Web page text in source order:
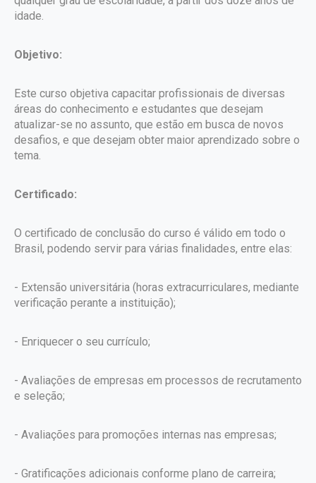
idade.
Objetivo:
Este curso objetiva capacitar profissionais de diversas
áreas do conhecimento e estudantes que desejam
atualizar-se no assunto, que estão em busca de novos
desafios, e que desejam obter maior aprendizado sobre o
tema.
Certificado:
O certificado de conclusão do curso é válido em todo o
Brasil, podendo servir para várias finalidades, entre elas:
- Extensão universitária (horas extracurriculares, mediante
verificação perante a instituição);
- Enriquecer o seu currículo;
- Avaliações de empresas em processos de recrutamento
e seleção;
- Avaliações para promoções internas nas empresas;
- Gratificações adicionais conforme plano de carreira;